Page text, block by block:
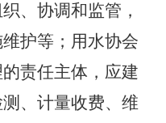
、协调和监管，
护等；用水协会
责任主体，应建
、计量收费、维